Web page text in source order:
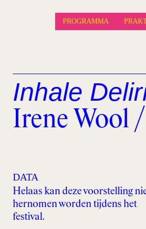
PROGRAMMA
Inhale
Irene Wool
DATA
Helaas kan deze voorstelling
hernomen worden tijdens het
festival.